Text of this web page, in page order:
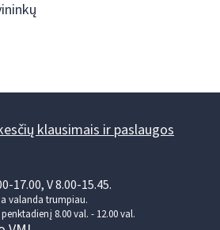
klausimais ir paslaugos
17.00, V 8.00-15.45.
valanda trumpiau.
8.00 val. - 12.00 val.